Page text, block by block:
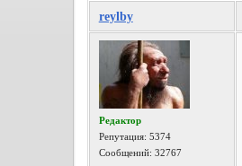
reylby
Редактор
Репутация: 5374
Сообщений: 32767